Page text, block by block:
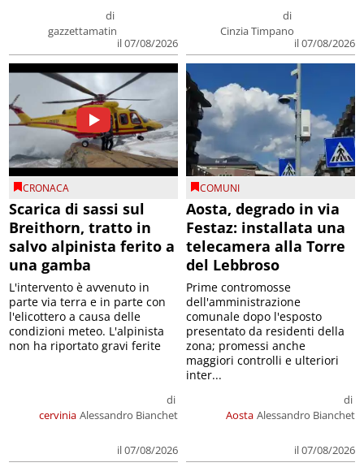
di
gazzettamatin
il 07/08/2026
di
Cinzia Timpano
il 07/08/2026
CRONACA
Scarica di sassi sul
Breithorn, tratto in
salvo alpinista ferito a
una gamba
cervinia
di
Alessandro Bianchet
il 07/08/2026
L'intervento è avvenuto in
parte via terra e in parte con
l'elicottero a causa delle
condizioni meteo. L'alpinista
non ha riportato gravi ferite
COMUNI
Aosta, degrado in via
Festaz: installata una
telecamera alla Torre
del Lebbroso
Aosta
di
Alessandro Bianchet
il 07/08/2026
Prime contromosse
dell'amministrazione
comunale dopo l'esposto
presentato da residenti della
zona; promessi anche
maggiori controlli e ulteriori
inter...